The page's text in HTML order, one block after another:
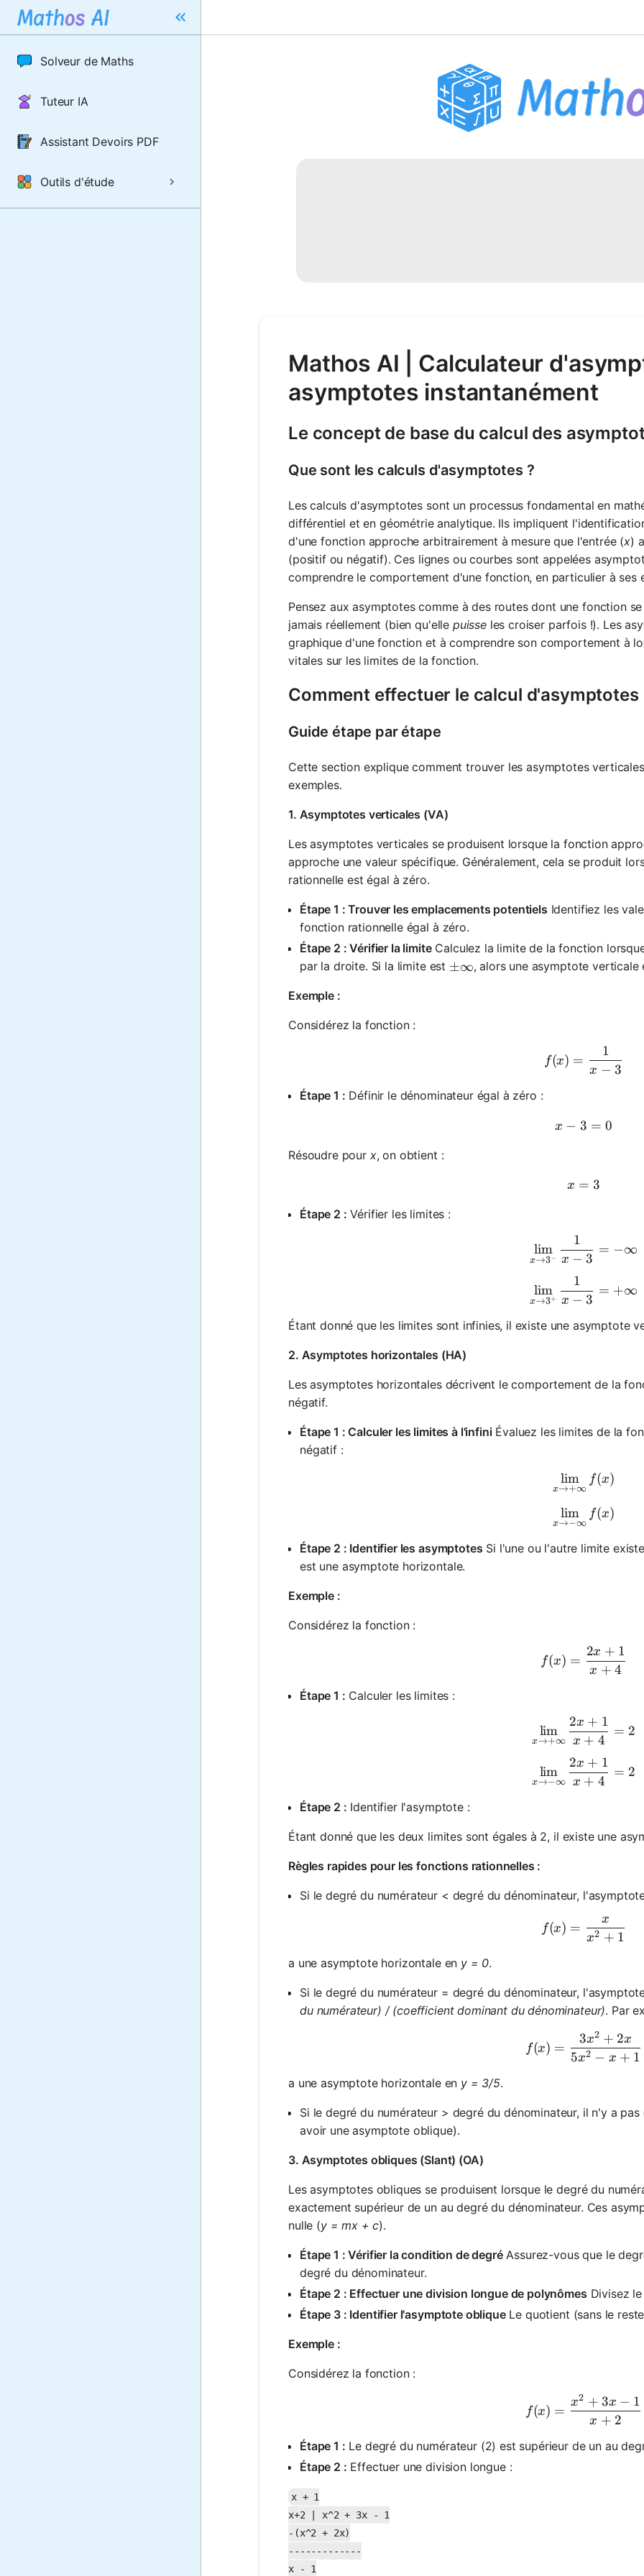
Solveur de Maths
Tuteur IA
Assistant Devoirs PDF
Outils d'étude
Mathos AI | Calculateur
asymptotes instantanément
Le concept de base du calcul des
Que sont les calculs d'asymptotes ?
Les calculs d'asymptotes sont un processus fondamental en
différentiel et en géométrie analytique. Ils impliquent
d'une fonction approche arbitrairement à mesure que l'entrée (x)
(positif ou négatif). Ces lignes ou courbes sont appelées
comprendre le comportement d'une fonction, en particulier à ses
Pensez aux asymptotes comme à des routes dont une fonction
jamais réellement (bien qu'elle puisseles croiser parfois !). Les
graphique d'une fonction et à comprendre son comportement à
vitales sur les limites de la fonction.
Comment effectuer le calcul d'asymptotes
Guide étape par étape
Cette section explique comment trouver les asymptotes
exemples.
1. Asymptotes verticales (VA)
Les asymptotes verticales se produisent lorsque la fonction
approche une valeur spécifique. Généralement, cela se produit
rationnelle est égal à zéro.
Étape 1 : Trouver les emplacements potentiels Identifiez les
fonction rationnelle égal à zéro.
Étape 2 : Vérifier la limiteCalculez la limite de la fonction
par la droite. Si la limite est \pm \infty
±∞, alors une asymptote verticale
Exemple :
Considérez la fonction :
f(x) =
f(x) =
x − 3
1
Étape 1 : Définir le dénominateur égal à zéro :
x - 3 = 0
x − 3 = 0
Résoudre pour x, on obtient :
x = 3
x = 3
Étape 2 : Vérifier les limites :
x→3−
lim
x − 3
1
= −∞
\lim_{x
x→3+
lim
x − 3
1
= +∞
Étant donné que les limites sont infinies, il existe une asymptote
2. Asymptotes horizontales (HA)
Les asymptotes horizontales décrivent le comportement de la
négatif.
Étape 1 : Calculer les limites à l'infiniÉvaluez les limites de la
négatif :
\lim_{x
x→+∞
lim f(x)
\lim_{x
x→−∞
lim f(x)
Étape 2 : Identifier les asymptotes Si l'une ou l'autre limite
est une asymptote horizontale.
Exemple :
Considérez la fonction :
f(x) =
f(x) =
x + 4
2x + 1
Étape 1 : Calculer les limites :
\lim_{x
x→+∞
lim
x + 4
2x + 1
= 2
\lim_{x
x→−∞
lim
x + 4
2x + 1
= 2
Étape 2 : Identifier l'asymptote :
Étant donné que les deux limites sont égales à 2, il existe une
Règles rapides pour les fonctions rationnelles :
Si le degré du numérateur < degré du dénominateur,
f(x) =
f(x) =
x2 + 1
x
a une asymptote horizontale en y = 0.
Si le degré du numérateur = degré du dénominateur,
du numérateur) / (coefficient dominant du dénominateur). Par
f(x) =
f(x) =
5x2 − x + 1
3x2 + 2x
a une asymptote horizontale en y = 3/5.
Si le degré du numérateur > degré du dénominateur, il n'y a
avoir une asymptote oblique).
3. Asymptotes obliques (Slant) (OA)
Les asymptotes obliques se produisent lorsque le degré du
exactement supérieur de un au degré du dénominateur. Ces
nulle (y = mx + c).
Étape 1 : Vérifier la condition de degréAssurez-vous que le
degré du dénominateur.
Étape 2 : Effectuer une division longue de polynômes Divisez
Étape 3 : Identifier l'asymptote obliqueLe quotient (sans le
Exemple :
Considérez la fonction :
f(x) =
f(x) =
x + 2
x2 + 3x − 1
Étape 1 : Le degré du numérateur (2) est supérieur de un au
Étape 2 : Effectuer une division longue :
x + 1
x+2 | x^2 + 3x - 1
-(x^2 + 2x)
-------------
x - 1